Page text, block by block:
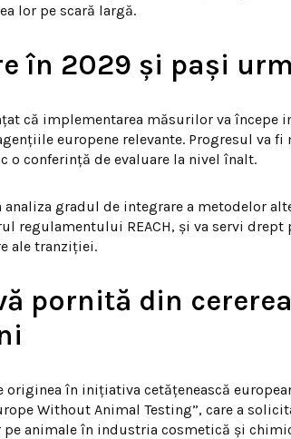
lor pe scară largă.
în 2029 și pași
că implementarea măsurilor va începe
europene relevante. Progresul va
o conferință de evaluare la nivel înalt.
analiza gradul de integrare a metodelor
regulamentului REACH, și va servi
ale tranziției.
pornită din
originea în inițiativa cetățenească
Without Animal Testing”, care a
pe animale în industria cosmetică și